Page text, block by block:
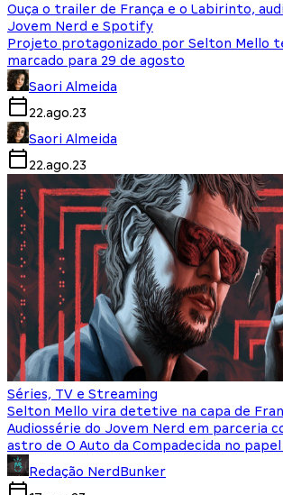
Ouça o trailer de França e o Labirinto,
Jovem Nerd e Spotify
Projeto protagonizado por Selton Mello
marcado para 29 de agosto
Saori Almeida
22.ago.23
Saori Almeida
22.ago.23
Séries, TV e Streaming
Selton Mello vira detetive na capa de
Audiossérie do Jovem Nerd em parceria
astro de O Auto da Compadecida no
Redação NerdBunker